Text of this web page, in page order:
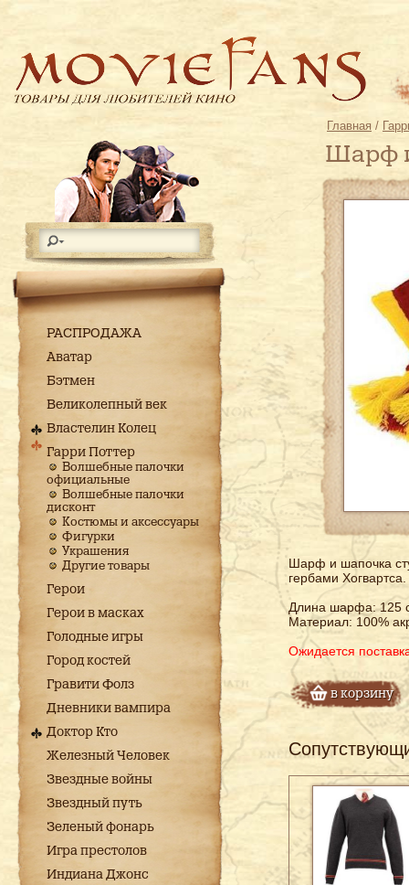
РАСПРОДАЖА
Аватар
Бэтмен
Великолепный век
Властелин Колец
Гарри Поттер
Волшебные палочки
официальные
Волшебные палочки
дисконт
Костюмы и аксессуары
Фигурки
Украшения
Другие товары
Герои
Герои в масках
Голодные игры
Город костей
Гравити Фолз
Дневники вампира
Доктор Кто
Железный Человек
Звездные войны
Звездный путь
Зеленый фонарь
Игра престолов
Индиана Джонс
Главная /
Шарф
Шарф и шапочка
гербами Хогвартса.
Длина шарфа: 125
Материал: 100%
Ожидается
в корзину